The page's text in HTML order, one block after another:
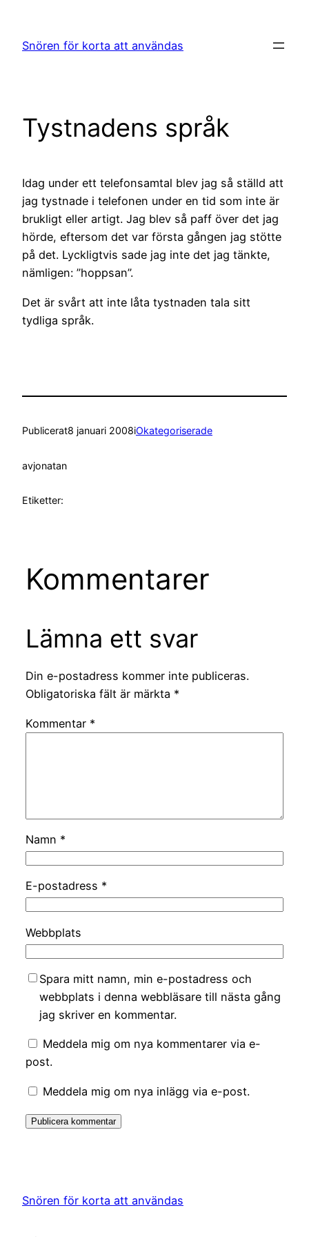
innehåll
Snören för korta att användas
Tystnadens språk
Idag under ett telefonsamtal blev jag så ställd att
jag tystnade i telefonen under en tid som inte är
brukligt eller artigt. Jag blev så paff över det jag
hörde, eftersom det var första gången jag stötte
på det. Lyckligtvis sade jag inte det jag tänkte,
nämligen: ”hoppsan”.
Det är svårt att inte låta tystnaden tala sitt
tydliga språk.
Publicerat8 januari 2008iOkategoriserade
avjonatan
Etiketter:
Kommentarer
Lämna ett svar
Din e-postadress kommer inte publiceras.
Obligatoriska fält är märkta *
Kommentar *
Namn *
E-postadress *
Webbplats
Spara mitt namn, min e-postadress och
webbplats i denna webbläsare till nästa gång
jag skriver en kommentar.
Meddela mig om nya kommentarer via e-
post.
Meddela mig om nya inlägg via e-post.
Snören för korta att användas